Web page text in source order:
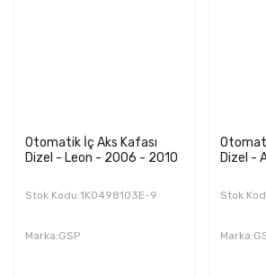
Otomatik İç Aks Kafası
Dizel - Leon - 2006 - 2010
Stok Kodu:1K0498103E-9
Marka:GSP
Dizel -
Stok